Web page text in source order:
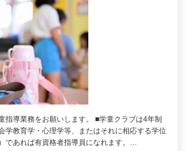
指導業務をお願いします。 ■学童クラブは4年制
学教育学・心理学等、またはそれに相応する学位
）であれば有資格者指導員になれます。…